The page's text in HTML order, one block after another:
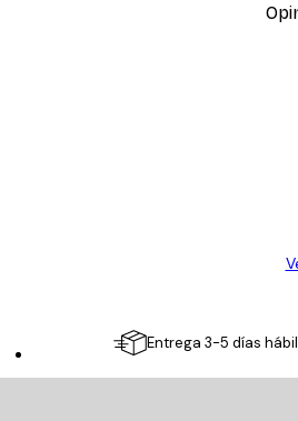
Entrega 3-5 días